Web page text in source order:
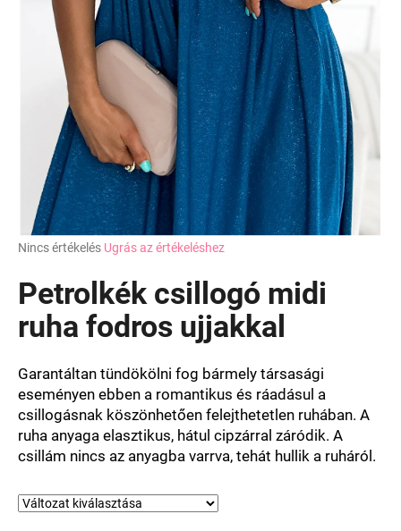
A
átlagos
értékelése
ből
csillag.
Nincs értékelés Ugrás az értékeléshez
Petrolkék csillogó midi
ruha fodros ujjakkal
Garantáltan tündökölni fog bármely társasági
eseményen ebben a romantikus és ráadásul a
csillogásnak köszönhetően felejthetetlen ruhában. A
ruha anyaga elasztikus, hátul cipzárral záródik. A
csillám nincs az anyagba varrva, tehát hullik a ruháról.